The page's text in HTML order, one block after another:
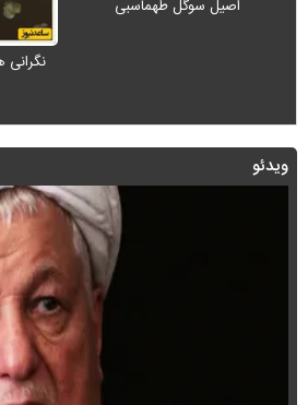
اصیل سوگل طهماسبی
ویدئو